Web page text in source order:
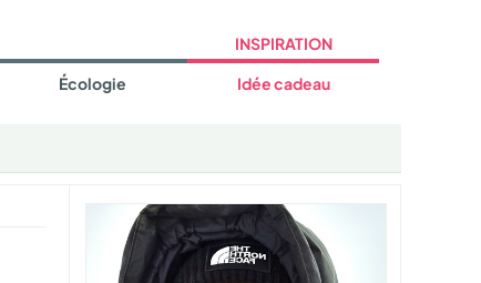
Écologie
INSPIRATION
Idée cadeau